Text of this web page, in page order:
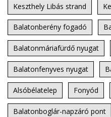
Keszthely Libás strand
Balatonberény fogadó
Balatonmáriafürdő nyugat
Balatonfenyves nyugat
Alsóbélatelep Fonyód
Balatonboglár-napzáró pont